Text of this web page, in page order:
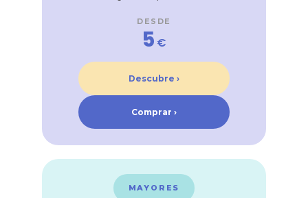
DESDE
5 €
Descubre ›
Comprar ›
MAYORES